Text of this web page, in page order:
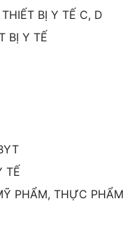
BỊ Y TẾ C, D
BỊ Y TẾ
TẾ
PHẨM, THỰC PHẨM